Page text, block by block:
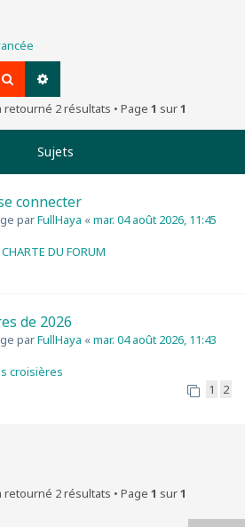
Rechercher
retourné 2 résultats • Page 1 sur1
Sujets
connecter
parFullHaya «mar. 04 août 2026, 11:45
DU FORUM
de 2026
parFullHaya «mar. 04 août 2026, 11:43
croisières
1 2
retourné 2 résultats • Page 1 sur1